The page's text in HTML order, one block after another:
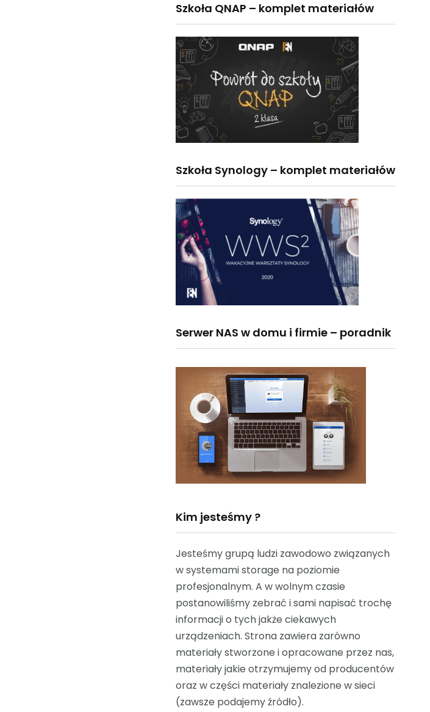
Szkoła QNAP – komplet materiałów
Szkoła Synology – komplet materiałów
Serwer NAS w domu i firmie – poradnik
Kim jesteśmy ?
Jesteśmy grupą ludzi zawodowo związanych
w systemami storage na poziomie
profesjonalnym. A w wolnym czasie
postanowiliśmy zebrać i sami napisać trochę
informacji o tych jakże ciekawych
urządzeniach. Strona zawiera zarówno
materiały stworzone i opracowane przez nas,
materiały jakie otrzymujemy od producentów
oraz w części materiały znalezione w sieci
(zawsze podajemy źródło).